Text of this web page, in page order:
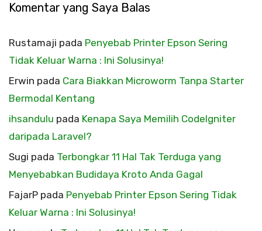
Komentar yang Saya Balas
Rustamaji pada Penyebab Printer Epson Sering
Tidak Keluar Warna : Ini Solusinya!
Erwin pada Cara Biakkan Microworm Tanpa Starter
Bermodal Kentang
ihsandulu pada Kenapa Saya Memilih CodeIgniter
daripada Laravel?
Sugi pada Terbongkar 11 Hal Tak Terduga yang
Menyebabkan Budidaya Kroto Anda Gagal
FajarP pada Penyebab Printer Epson Sering Tidak
Keluar Warna : Ini Solusinya!